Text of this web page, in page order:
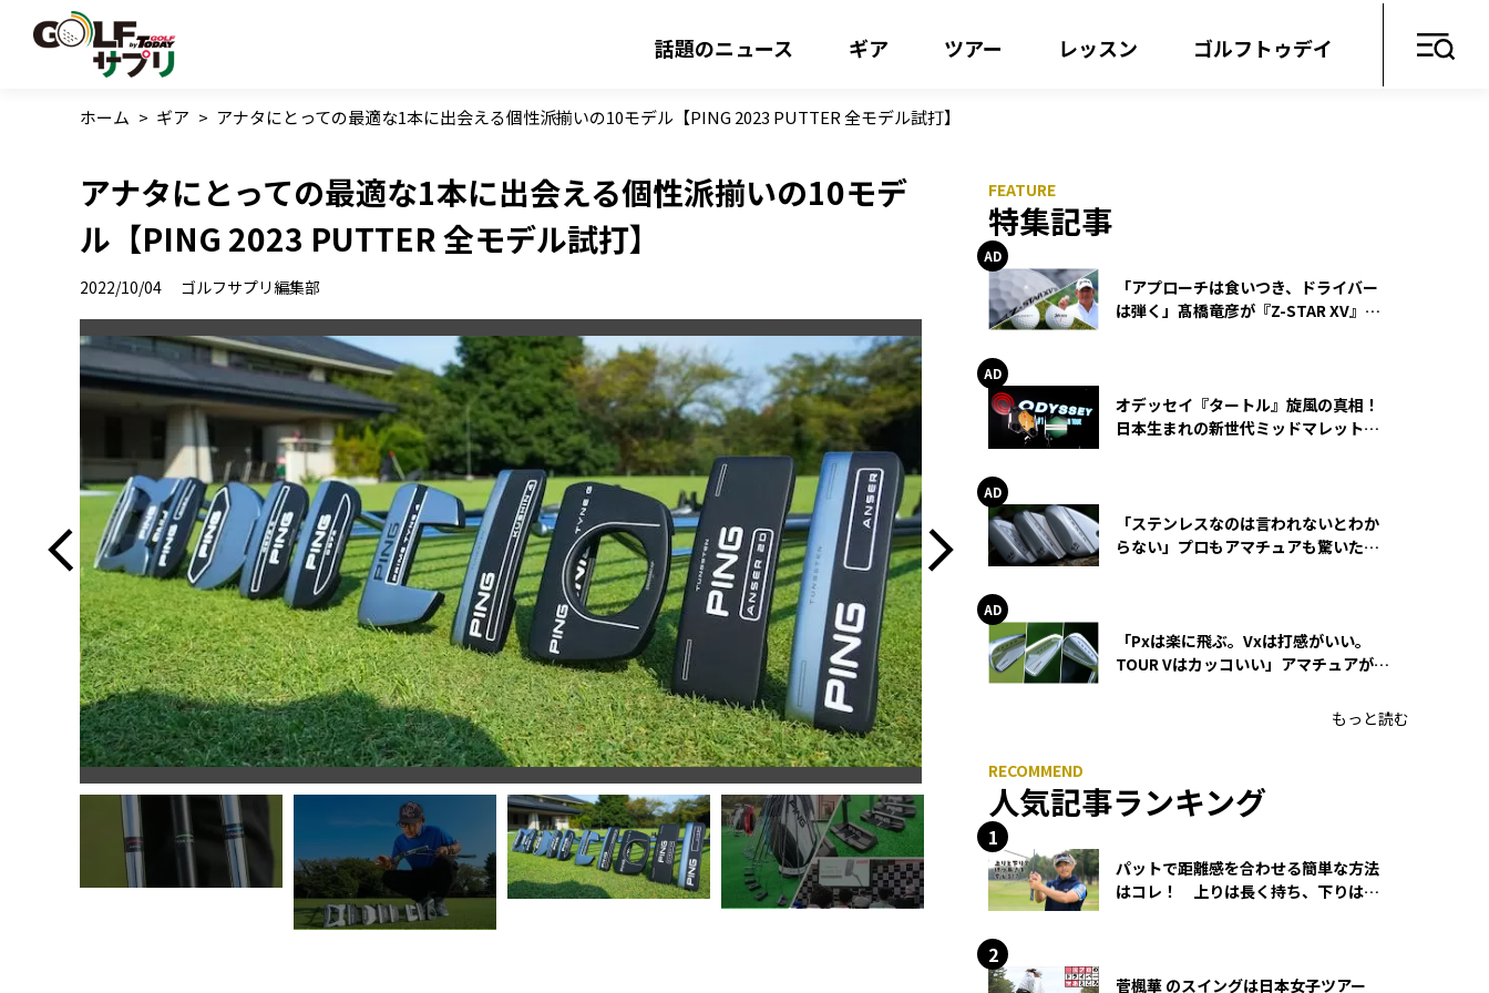
話題のニュース ギア ツアー レッスン ゴルフトゥデイ
ホーム > ギア > アナタにとっての最適な1本に出会える個性派揃いの10モデル【PING 2023 PUTTER 全モデル試打】
アナタにとっての最適な1本に出会える個性派揃いの10モデ
ル【PING 2023 PUTTER 全モデル試打】
2022/10/04 ゴルフサプリ編集部
特集記事
「アプローチは食いつき、ドライバー
は弾く」髙橋竜彦が『Z-STAR XV』を
オデッセイ『タートル』旋風の真相！
日本生まれの新世代ミッドマレットが
「ステンレスなのは言われないとわか
らない」プロもアマチュアも驚いた
「Pxは楽に飛ぶ。Vxは打感がいい。
TOUR Vはカッコいい」アマチュアが選
もっと読む
人気記事ランキング
パットで距離感を合わせる簡単な方法
はコレ！ 上りは長く持ち、下りは短
菅楓華 のスイングは日本女子ツアー